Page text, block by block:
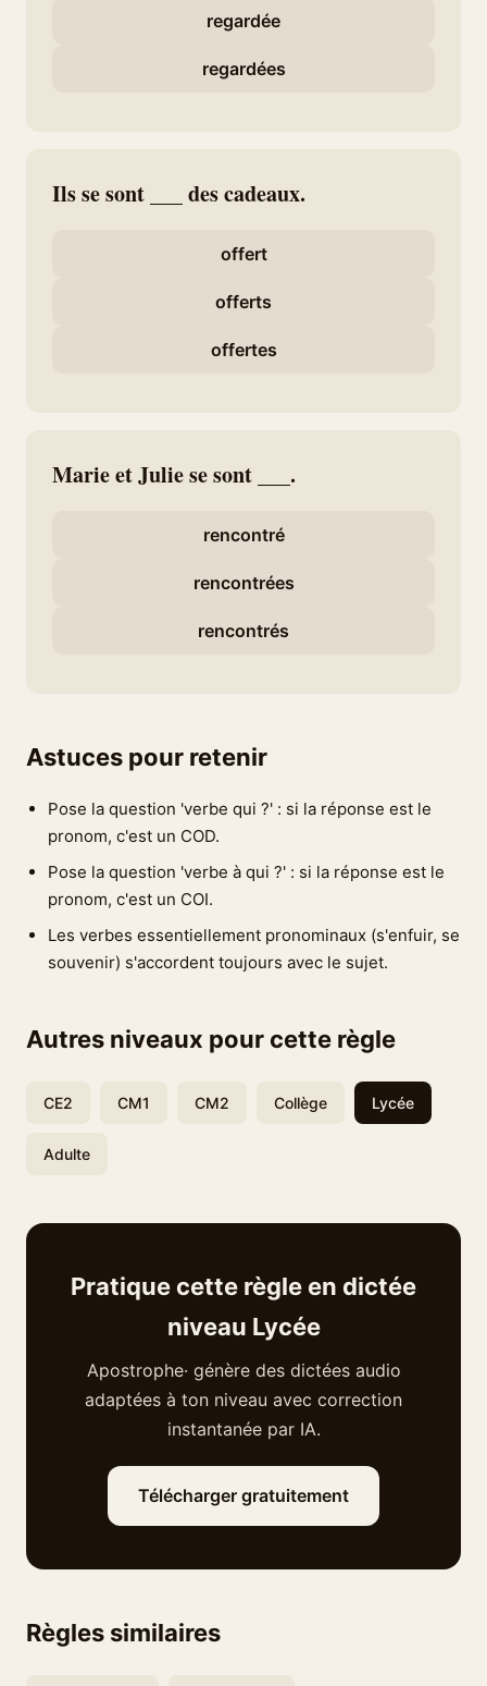
regardée
regardées
Ils se sont ___ des cadeaux.
offert
offerts
offertes
Marie et Julie se sont ___.
rencontré
rencontrées
rencontrés
Astuces pour retenir
Pose la question 'verbe qui ?' : si la réponse est le
pronom, c'est un COD.
Pose la question 'verbe à qui ?' : si la réponse est le
pronom, c'est un COI.
Les verbes essentiellement pronominaux (s'enfuir, se
souvenir) s'accordent toujours avec le sujet.
Autres niveaux pour cette règle
CE2 CM1 CM2 Collège Lycée
Adulte
Pratique cette règle en dictée
niveau Lycée
Apostrophe· génère des dictées audio
adaptées à ton niveau avec correction
instantanée par IA.
Télécharger gratuitement
Règles similaires